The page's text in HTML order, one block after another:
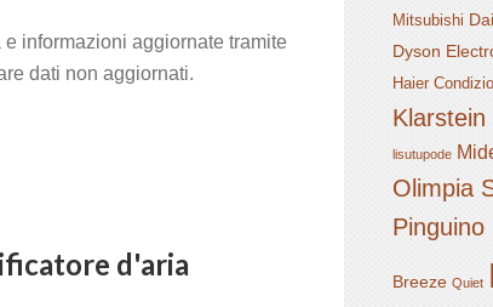
e informazioni aggiornate tramite
dati non aggiornati.
d'aria
Mitsubishi
Dyson
Haier
Klarstein
lisutupode
Olimpia
Pinguino
Breeze Quiet